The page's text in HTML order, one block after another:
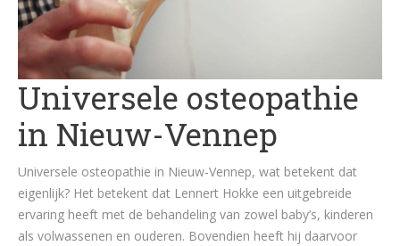
Universele osteopathie
in Nieuw-Vennep
Universele osteopathie in Nieuw-Vennep, wat betekent dat
eigenlijk? Het betekent dat Lennert Hokke een uitgebreide
ervaring heeft met de behandeling van zowel baby’s, kinderen
als volwassenen en ouderen. Bovendien heeft hij daarvoor